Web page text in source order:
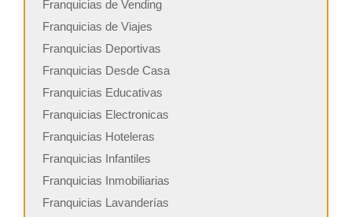
Franquicias de Vending
Franquicias de Viajes
Franquicias Deportivas
Franquicias Desde Casa
Franquicias Educativas
Franquicias Electronicas
Franquicias Hoteleras
Franquicias Infantiles
Franquicias Inmobiliarias
Franquicias Lavanderías